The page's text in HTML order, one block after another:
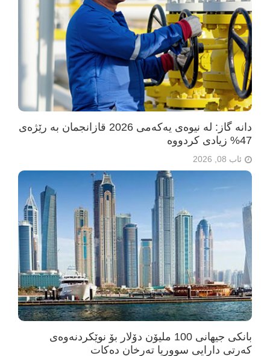
دانە گاز: لە نیوەی یەکەمی 2026 قازانجمان بە رێژەی
47% زیادی کردووە
ئاب 08, 2026
بانکی جیهانی 100 ملیۆن دۆلار بۆ نوێکردنەوەی
کەرتی دارایی سووریا تەرخان دەکات